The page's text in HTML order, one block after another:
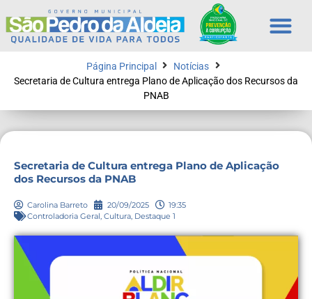
Página Principal
Notícias
Secretaria de Cultura entrega Plano de Aplicação dos Recursos da
PNAB
Secretaria de Cultura entrega Plano de Aplicação
dos Recursos da PNAB
Carolina Barreto 20/09/2025
19:35
Controladoria Geral Cultura Destaque 1